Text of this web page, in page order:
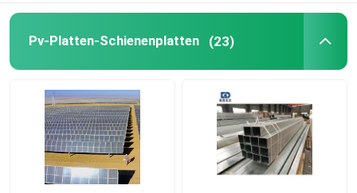
Fordern Sie ein Zitat
Pv-Platten-Schienenplatten
Pv-Platten-Schienenplatten (23)